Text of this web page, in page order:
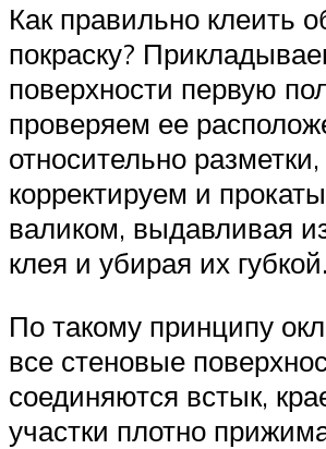
Как правильно клеить
покраску?
поверхности первую
проверяем ее
относительно разметки,
корректируем и
валиком, выдавливая
клея и убирая их губкой.
По такому принципу
все стеновые
соединяются встык,
участки плотно